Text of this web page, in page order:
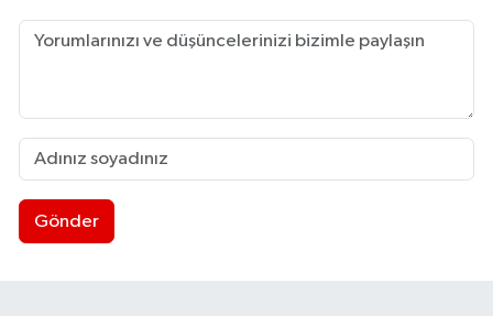
Gönder